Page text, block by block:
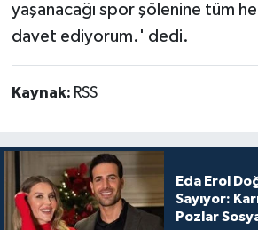
yaşanacağı spor şölenine tüm
davet ediyorum.' dedi.
Kaynak: RSS
Eda Erol
Sayıyor:
Pozlar